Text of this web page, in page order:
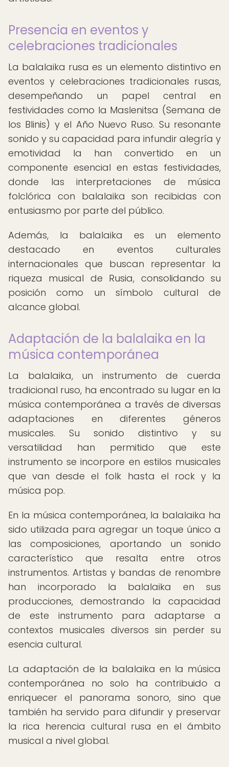
Presencia en eventos y
celebraciones tradicionales
La balalaika rusa es un elemento distintivo en
eventos y celebraciones tradicionales rusas,
desempeñando un papel central en
festividades como la Maslenitsa (Semana de
los Blinis) y el Año Nuevo Ruso. Su resonante
sonido y su capacidad para infundir alegría y
emotividad la han convertido en un
componente esencial en estas festividades,
donde las interpretaciones de música
folclórica con balalaika son recibidas con
entusiasmo por parte del público.
Además, la balalaika es un elemento
destacado en eventos culturales
internacionales que buscan representar la
riqueza musical de Rusia, consolidando su
posición como un símbolo cultural de
alcance global.
Adaptación de la balalaika en la
música contemporánea
La balalaika, un instrumento de cuerda
tradicional ruso, ha encontrado su lugar en la
música contemporánea a través de diversas
adaptaciones en diferentes géneros
musicales. Su sonido distintivo y su
versatilidad han permitido que este
instrumento se incorpore en estilos musicales
que van desde el folk hasta el rock y la
música pop.
En la música contemporánea, la balalaika ha
sido utilizada para agregar un toque único a
las composiciones, aportando un sonido
característico que resalta entre otros
instrumentos. Artistas y bandas de renombre
han incorporado la balalaika en sus
producciones, demostrando la capacidad
de este instrumento para adaptarse a
contextos musicales diversos sin perder su
esencia cultural.
La adaptación de la balalaika en la música
contemporánea no solo ha contribuido a
enriquecer el panorama sonoro, sino que
también ha servido para difundir y preservar
la rica herencia cultural rusa en el ámbito
musical a nivel global.